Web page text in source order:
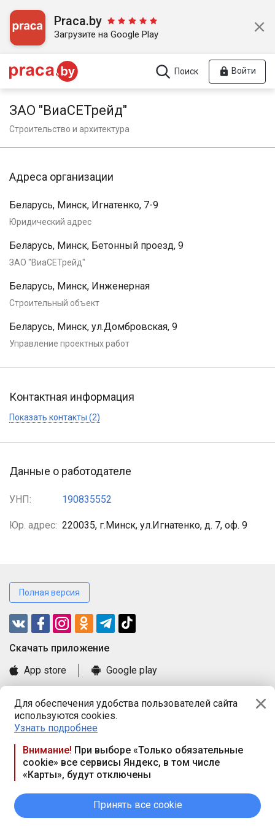
Для обеспечения удобства пользователей сайта
используются cookies.
Узнать подробнее
Внимание! При выборе «Только обязательные
cookie» все сервисы Яндекс, в том числе
«Карты», будут отключены
Принять все cookie
Praca.by
Загрузите на Google Play
Поиск Войти
ЗАО "ВиаСЕТрейд"
Строительство и архитектура
Адреса организации
Беларусь, Минск, Игнатенко, 7-9
Юридический адрес
Беларусь, Минск, Бетонный проезд, 9
ЗАО "ВиаСЕТрейд"
Беларусь, Минск, Инженерная
Строительный объект
Беларусь, Минск, ул.Домбровская, 9
Управление проектных работ
Контактная информация
Показать контакты (2)
Данные о работодателе
УНП: 190835552
Юр. адрес: 220035, г.Минск, ул.Игнатенко, д. 7, оф. 9
Полная версия
Cкачать приложение
App store
Google play
Книга замечаний и предложений
Правила и документы
Praca.by © 2000—2026, ООО «ПРАЦА БАЙ»
Республика Беларусь, 220114, г. Минск, пр-т Независимости
117а, пом. № 9.
вых. дн. — сб., вс.
Режим работы сайта — круглосуточно. E-mail ООО «ПРАЦА
БАЙ» editor@praca.by